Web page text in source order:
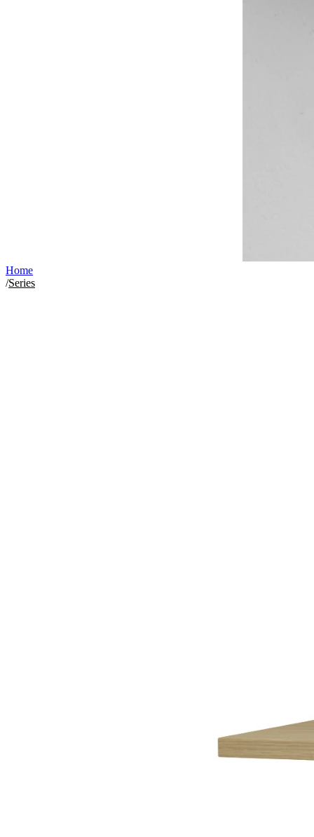
Home
/Series